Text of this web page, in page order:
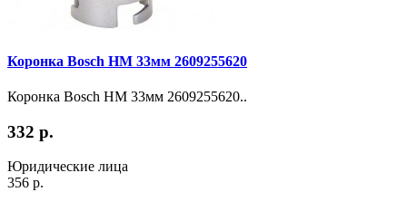
Коронка Bosch HM 33мм 2609255620
Коронка Bosch HM 33мм 2609255620..
332 р.
Юридические лица
356 р.